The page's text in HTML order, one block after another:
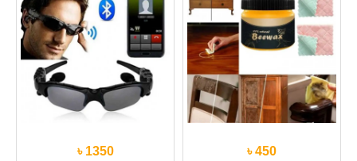
৳ 1350 ৳ 450